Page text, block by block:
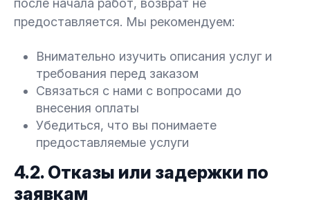
предоставляется. Мы рекомендуем:
Внимательно изучить описания услуг и
требования перед заказом
Связаться с нами с вопросами до
внесения оплаты
Убедиться, что вы понимаете
предоставляемые услуги
4.2. Отказы или задержки по
заявкам